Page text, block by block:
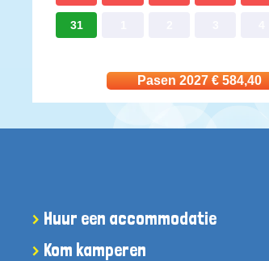
31
Pasen 2027 €584,40
Huur een accommodatie
Kom kamperen